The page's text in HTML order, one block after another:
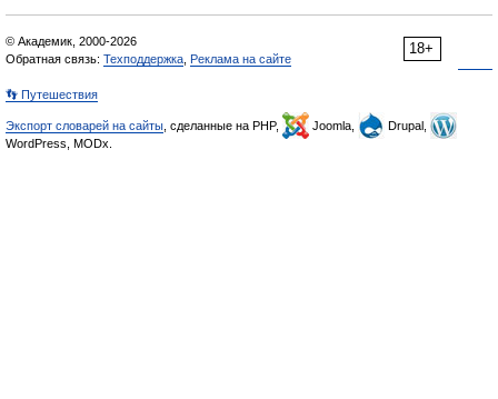
18+
© Академик, 2000-2026
Обратная связь: Техподдержка Реклама на сайте
👣 Путешествия
Экспорт словарей на сайты , сделанные на PHP, Joomla,
Drupal,
WordPress, MODx.